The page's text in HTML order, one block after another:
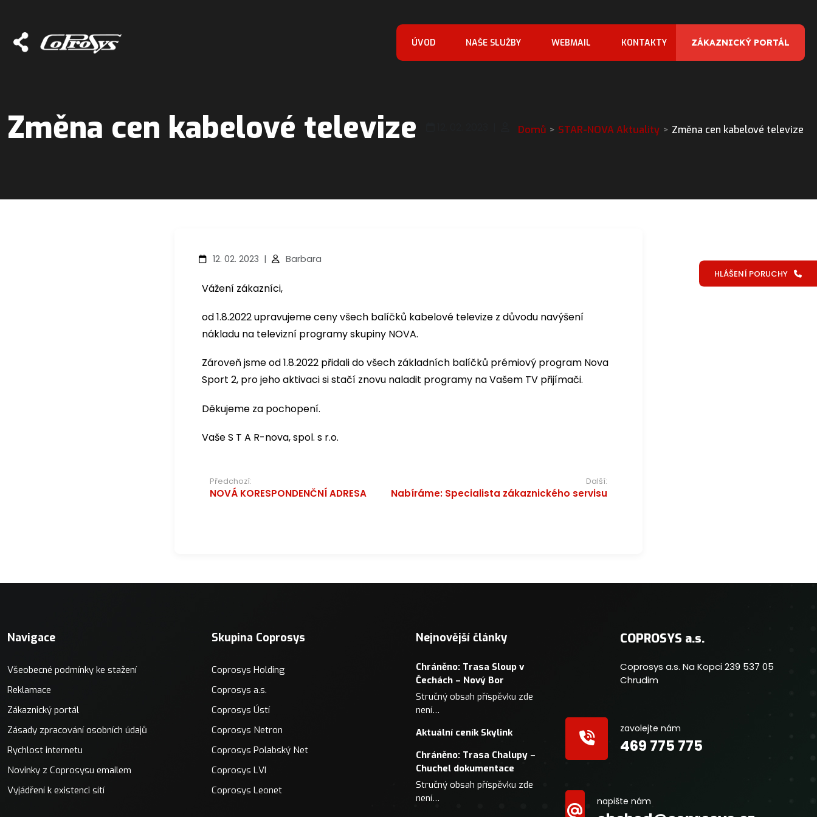
ÚVOD NAŠE SLUŽBY WEBMAIL KONTAKTY ZÁKAZNICKÝ PORTÁL
Změna cen kabelové televize Domů STAR-NOVA Aktuality Změna cen kabelové televize
12. 02. 2023 | Barbara
Vážení zákazníci,
od 1.8.2022 upravujeme ceny všech balíčků kabelové televize z důvodu navýšení
nákladu na televizní programy skupiny NOVA.
Zároveň jsme od 1.8.2022 přidali do všech základních balíčků prémiový program Nova
Sport 2, pro jeho aktivaci si stačí znovu naladit programy na Vašem TV přijímači.
Děkujeme za pochopení.
Vaše S T A R-nova, spol. s r.o.
Navigace
Předchozí:
NOVÁ KORESPONDENČNÍ ADRESA
Další:
Nabíráme: Specialista zákaznického servisu
Navigace
Všeobecné podmínky ke stažení
Reklamace
Zákaznický portál
Zásady zpracování osobních údajů
Rychlost internetu
Novinky z Coprosysu emailem
Vyjádření k existenci sítí
Skupina Coprosys
Coprosys Holding
Coprosys a.s.
Coprosys Ústí
Coprosys Netron
Coprosys Polabský Net
Coprosys LVI
Coprosys Leonet
Nejnovější články
Chráněno: Trasa Sloup v
Čechách – Nový Bor
Stručný obsah příspěvku zde
není…
Aktuální ceník Skylink
Chráněno: Trasa Chalupy –
Chuchel dokumentace
Stručný obsah příspěvku zde
není…
COPROSYS a.s.
Coprosys a.s. Na Kopci 239 537 05
Chrudim
zavolejte nám
469 775 775
napište nám
HLÁŠENÍ PORUCHY